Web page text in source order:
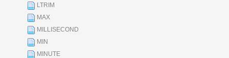
LTRIM
MAX
MILLISECOND
MIN
MINUTE